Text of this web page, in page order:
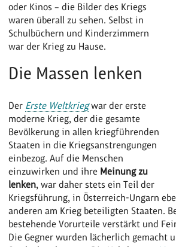
oder Kinos – die Bilder des Kriegs
waren überall zu sehen. Selbst in
Schulbüchern und Kinderzimmern
war der Krieg zu Hause.
Die Massen lenken
Der Erste Weltkriegwar der erste
moderne Krieg, der die gesamte
Bevölkerung in allen kriegführenden
Staaten in die Kriegsanstrengungen
einbezog. Auf die Menschen
einzuwirken und ihre Meinung zu
lenken, war daher stets ein Teil der
Kriegsführung, in Österreich-Ungarn
anderen am Krieg beteiligten Staaten.
bestehende Vorurteile verstärkt und
Die Gegner wurden lächerlich gemacht